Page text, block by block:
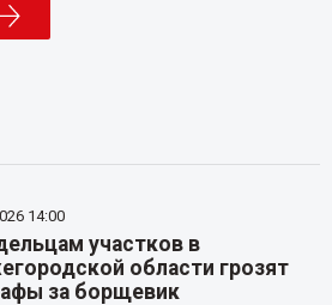
14:00
участков в
области грозят
за борщевик